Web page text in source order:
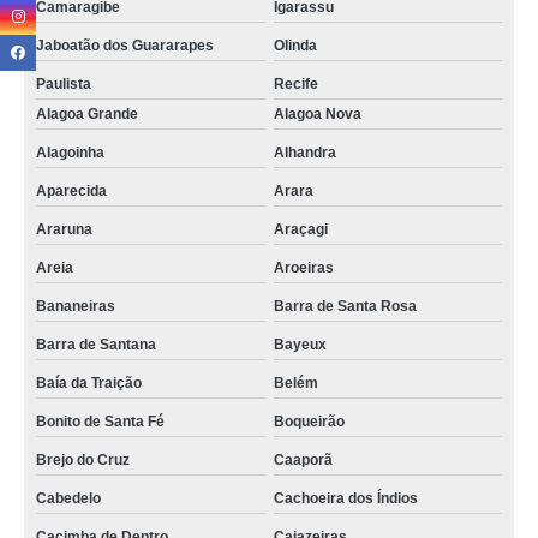
preço de salas de reunião decorada Pedras de Fogo
sala reunião corporativa Picuí
sala de reunião grande alugar Teixeira
sala de reunião pequena locação Paulista
contratação de sala de reunião multimídia Catolé do Rocha
contratação de sala de reunião modernas São Bento
preço de sala de reunião multimídia Mataraca
sala de reunião multifuncional Barra de Santana
salas reunião coworking locação Araçagi
sala de reunião grande Mari
Camaragibe Igarassu
Jaboatão dos Guararapes Olinda
Paulista
Recife
Alagoa Grande
Alagoa Nova
Alagoinha Alhandra
Aparecida Arara
Araruna Araçagi
Areia Aroeiras
Bananeiras Barra de Santa Rosa
Barra de Santana Bayeux
Baía da Traição Belém
Bonito de Santa Fé Boqueirão
Brejo do Cruz Caaporã
Cabedelo Cachoeira dos Índios